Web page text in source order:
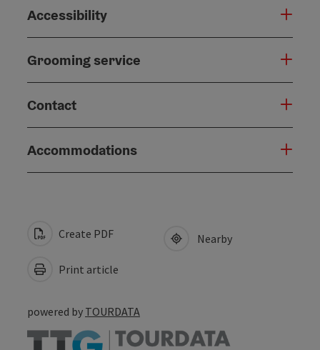
Accessibility
Grooming service
Contact
Accommodations
Create PDF
Print article
Nearby
powered by TOURDATA